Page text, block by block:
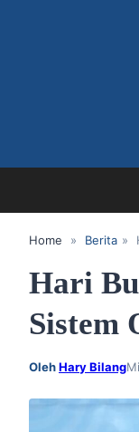
Home » Berita »
​Hari
Sistem
OlehHary Bilang